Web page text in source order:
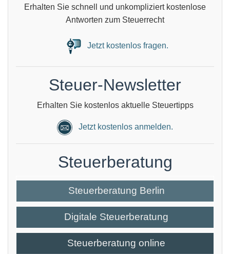
Erhalten Sie schnell und unkompliziert kostenlose
Antworten zum Steuerrecht
Jetzt kostenlos fragen.
Steuer-Newsletter
Erhalten Sie kostenlos aktuelle Steuertipps
Jetzt kostenlos anmelden.
Steuerberatung
Steuerberatung Berlin
Digitale Steuerberatung
Steuerberatung online